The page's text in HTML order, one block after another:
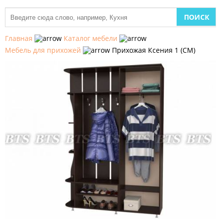
Главная
Каталог мебели
Мебель для прихожей
Прихожая Ксения 1 (СМ)
МЕБЕЛЬ
КУХНИ